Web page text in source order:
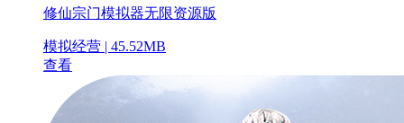
修仙宗门模拟器无限资源版
模拟经营 | 45.52MB
查看